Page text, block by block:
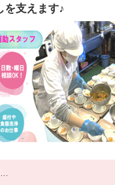
を支えます♪